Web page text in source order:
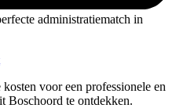
administratiematch in
voor een professionele en
Boschoord te ontdekken.